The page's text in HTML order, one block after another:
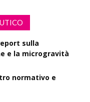
sulla
e la microgravità
normativo e